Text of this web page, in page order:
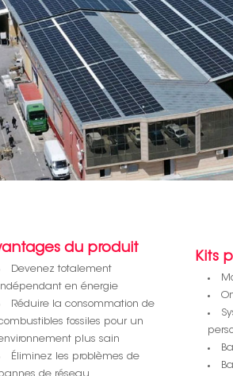
du produit
Devenez totalement
en énergie
Réduire la consommation de
fossiles pour un
plus sain
Éliminez les problèmes de
de réseau
Kits